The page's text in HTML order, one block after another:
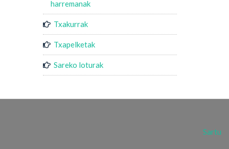
harremanak
Txakurrak
Txapelketak
Sareko loturak
Sartu